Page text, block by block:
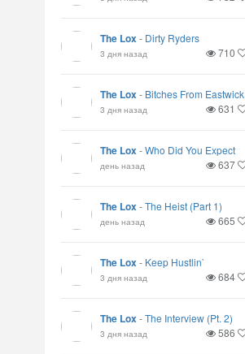
The Lox- Dirty Ryders
3 дня назад 710
The Lox- Bitches From Eastwick
3 дня назад 631
The Lox-Who Did You Expect
день назад 637
The Lox-The Heist (Part 1)
день назад 665
The Lox- Keep Hustlin`
3 дня назад 684
The Lox-The Interview (Pt. 2)
3 дня назад 586